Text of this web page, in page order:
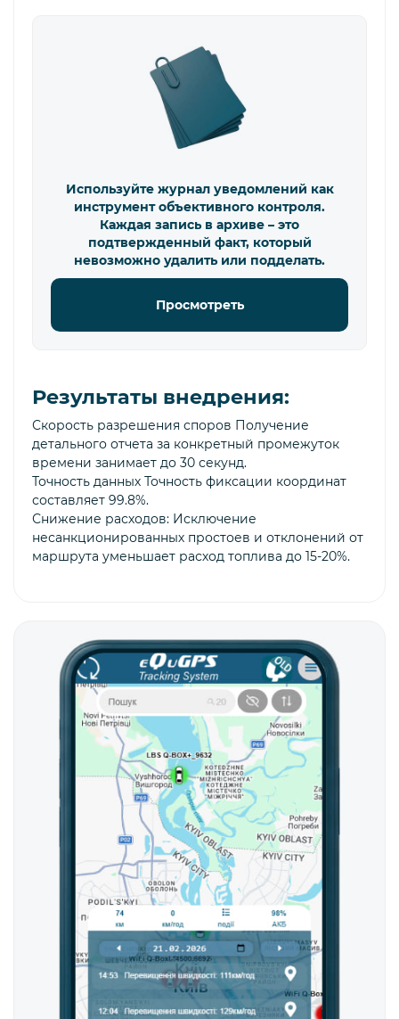
Используйте журнал уведомлений как
инструмент объективного контроля.
Каждая запись в архиве – это
подтвержденный факт, который
невозможно удалить или подделать.
Просмотреть
Результаты внедрения:
Скорость разрешения споров Получение
детального отчета за конкретный промежуток
времени занимает до 30 секунд.
Точность данных Точность фиксации координат
составляет 99.8%.
Снижение расходов: Исключение
несанкционированных простоев и отклонений от
маршрута уменьшает расход топлива до 15-20%.